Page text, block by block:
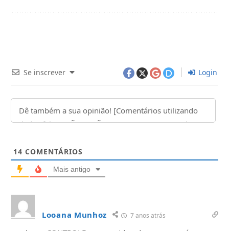
Se inscrever Login
14 COMENTÁRIOS
Mais antigo
Looana Munhoz 7 anos atrás